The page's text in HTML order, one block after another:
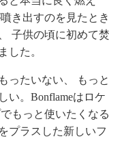
き出すのを見たとき
子供の頃に初めて焚
した。
ったいない、 もっと
い。Bonflameはロケ
もっと使いたくなる
プラスした新しいフ